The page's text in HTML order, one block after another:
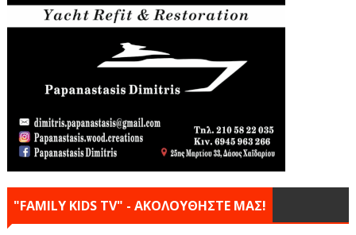
"FAMILY KIDS TV" - ΑΚΟΛΟΥΘΗΣΤΕ ΜΑΣ!